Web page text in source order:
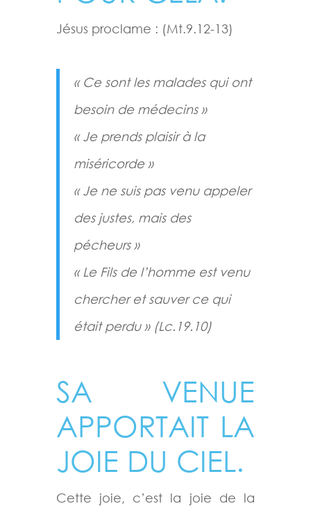
Jésus proclame : (Mt.9.12-13)
« Ce sont les malades qui ont
besoin de médecins »
« Je prends plaisir à la
miséricorde »
« Je ne suis pas venu appeler
des justes, mais des
pécheurs »
« Le Fils de l’homme est venu
chercher et sauver ce qui
était perdu » (Lc.19.10)
SA VENUE
APPORTAIT LA
JOIE DU CIEL.
Cette joie, c’est la joie de la